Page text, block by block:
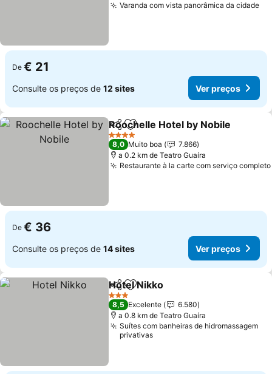
Varanda com vista panorâmica da cidade
De € 21
Consulte os preços de 12 sites Ver preços
PartilharAdicionar aos favoritos
Roochelle Hotel by Nobile
4 Estrelas
8,0 Muito boa
7.866
a 0.2 km de Teatro Guaíra
Restaurante à la carte com serviço completo
De € 36
Consulte os preços de 14 sites Ver preços
PartilharAdicionar aos favoritos
Hotel Nikko
3 Estrelas
8,5 Excelente
6.580
a 0.8 km de Teatro Guaíra
Suítes com banheiras de hidromassagem
privativas